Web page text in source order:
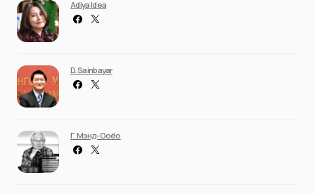
Adiya Idea
D. Sainbayar
Г. Мэнд-Ооёо